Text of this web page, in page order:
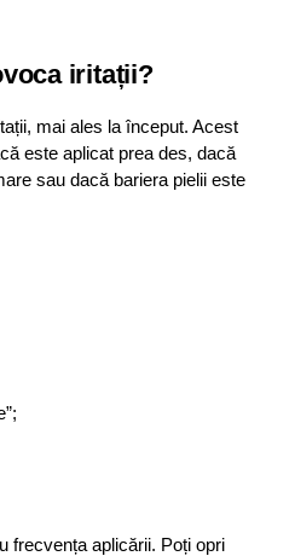
iritații?
mai ales la început. Acest
este aplicat prea des, dacă
sau dacă bariera pielii este
frecvența aplicării. Poți opri